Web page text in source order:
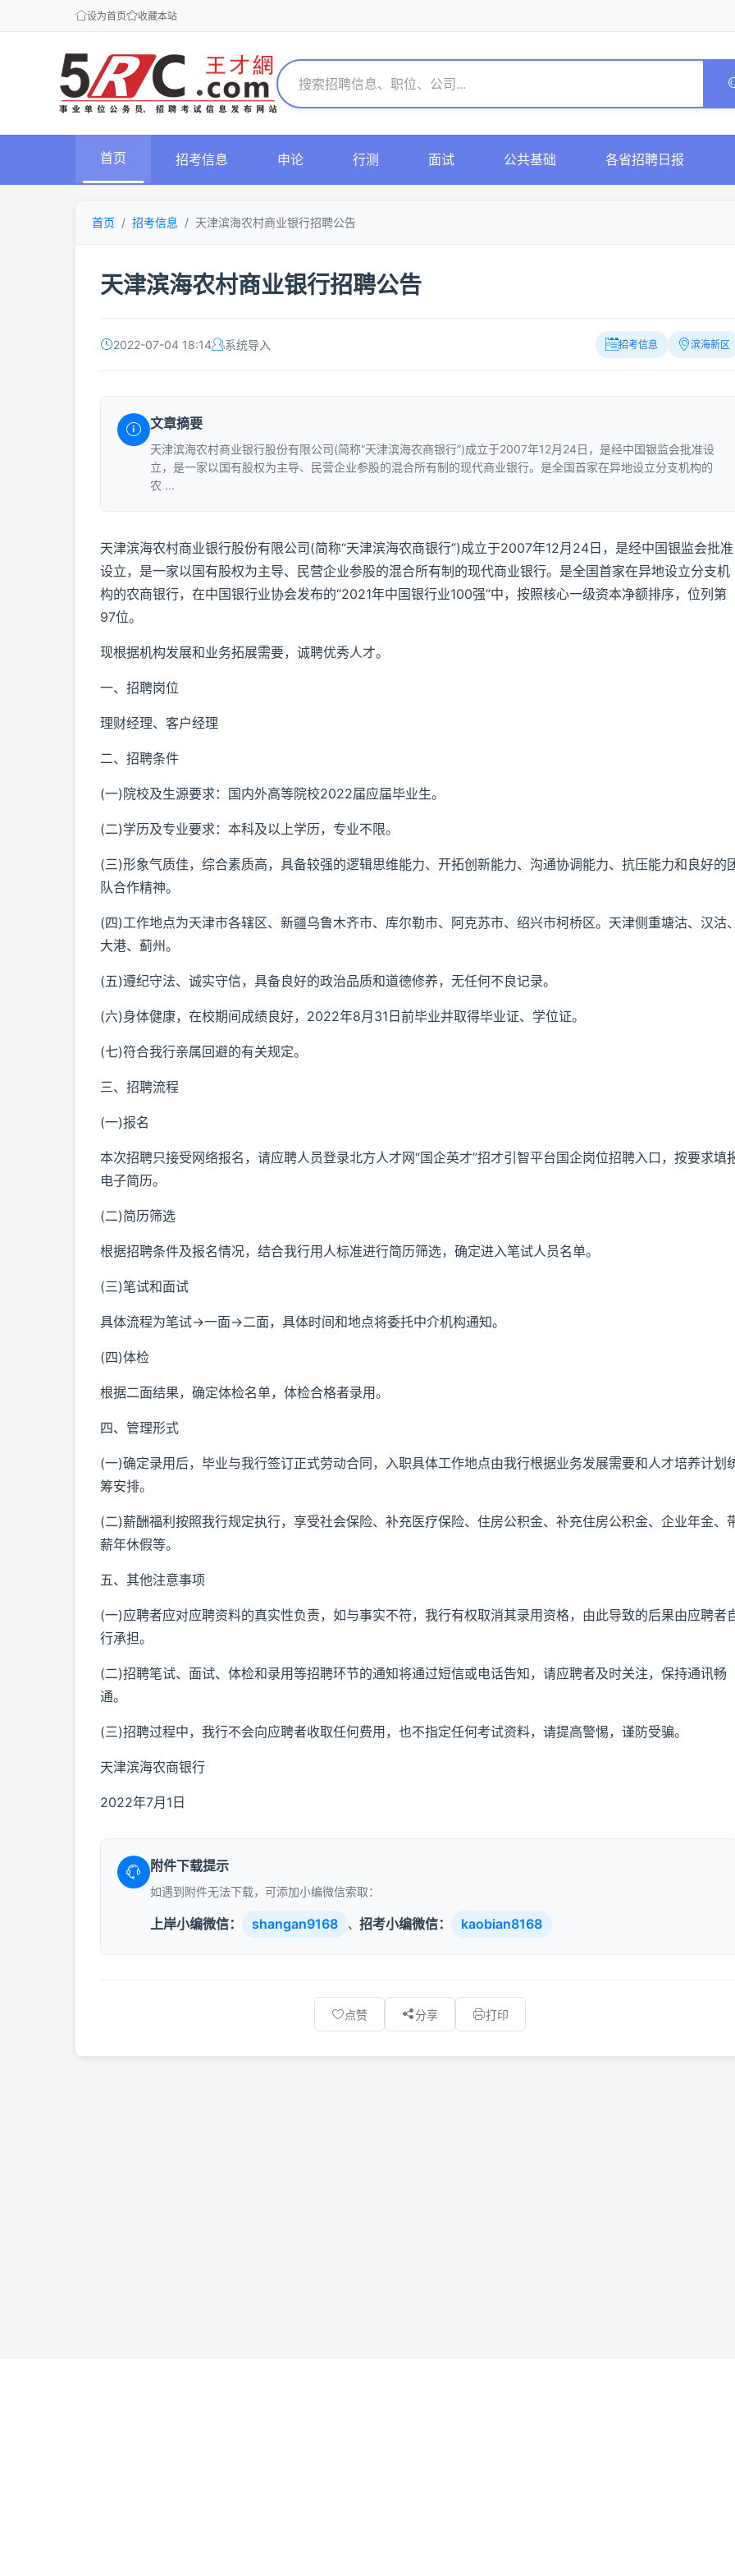
设为首页 收藏本站
首页 招考信息 申论 行测 面试 公共基础 各省招聘日报
首页 招考信息 天津滨海农村商业银行招聘公告
天津滨海农村商业银行招聘公告
2022-07-04 18:14 系统导入 招考信息 滨海新区
文章摘要
天津滨海农村商业银行股份有限公司(简称“天津滨海农商银行”)成立于2007年12月24日，是经中国银监会批准设
立，是一家以国有股权为主导、民营企业参股的混合所有制的现代商业银行。是全国首家在异地设立分支机构的
农 ...
天津滨海农村商业银行股份有限公司(简称“天津滨海农商银行”)成立于2007年12月24日，是经中国银监会批准
设立，是一家以国有股权为主导、民营企业参股的混合所有制的现代商业银行。是全国首家在异地设立分支机
构的农商银行，在中国银行业协会发布的“2021年中国银行业100强”中，按照核心一级资本净额排序，位列第
97位。
现根据机构发展和业务拓展需要，诚聘优秀人才。
一、招聘岗位
理财经理、客户经理
二、招聘条件
(一)院校及生源要求：国内外高等院校2022届应届毕业生。
(二)学历及专业要求：本科及以上学历，专业不限。
(三)形象气质佳，综合素质高，具备较强的逻辑思维能力、开拓创新能力、沟通协调能力、抗压能力和良好的
队合作精神。
(四)工作地点为天津市各辖区、新疆乌鲁木齐市、库尔勒市、阿克苏市、绍兴市柯桥区。天津侧重塘沽、汉沽
大港、蓟州。
(五)遵纪守法、诚实守信，具备良好的政治品质和道德修养，无任何不良记录。
(六)身体健康，在校期间成绩良好，2022年8月31日前毕业并取得毕业证、学位证。
(七)符合我行亲属回避的有关规定。
三、招聘流程
(一)报名
本次招聘只接受网络报名，请应聘人员登录北方人才网“国企英才”招才引智平台国企岗位招聘入口，按要求填
电子简历。
(二)简历筛选
根据招聘条件及报名情况，结合我行用人标准进行简历筛选，确定进入笔试人员名单。
(三)笔试和面试
具体流程为笔试→一面→二面，具体时间和地点将委托中介机构通知。
(四)体检
根据二面结果，确定体检名单，体检合格者录用。
四、管理形式
(一)确定录用后，毕业与我行签订正式劳动合同，入职具体工作地点由我行根据业务发展需要和人才培养计划
筹安排。
(二)薪酬福利按照我行规定执行，享受社会保险、补充医疗保险、住房公积金、补充住房公积金、企业年金、
薪年休假等。
五、其他注意事项
(一)应聘者应对应聘资料的真实性负责，如与事实不符，我行有权取消其录用资格，由此导致的后果由应聘者
行承担。
(二)招聘笔试、面试、体检和录用等招聘环节的通知将通过短信或电话告知，请应聘者及时关注，保持通讯畅
通。
(三)招聘过程中，我行不会向应聘者收取任何费用，也不指定任何考试资料，请提高警惕，谨防受骗。
天津滨海农商银行
2022年7月1日
附件下载提示
如遇到附件无法下载，可添加小编微信索取：
上岸小编微信： shangan9168 、 招考小编微信： kaobian8168
点赞 分享 打印